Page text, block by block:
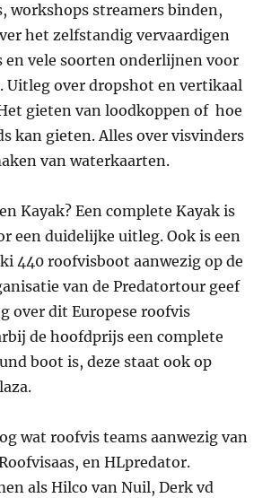
workshops streamers binden,
het zelfstandig vervaardigen
en vele soorten onderlijnen voor
Uitleg over dropshot en vertikaal
gieten van loodkoppen of hoe
kan gieten. Alles over visvinders
van waterkaarten.
Kayak? Een complete Kayak is
een duidelijke uitleg. Ook is een
440 roofvisboot aanwezig op de
van de Predatortour geef
over dit Europese roofvis
de hoofdprijs een complete
boot is, deze staat ook op
wat roofvis teams aanwezig van
en HLpredator.
als Hilco van Nuil, Derk vd